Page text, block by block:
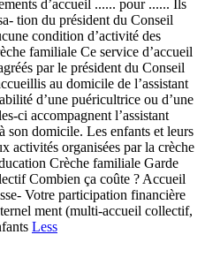
d’accueil ...... pour ...... Ils
tion du président du Conseil
condition d’activité des
familiale Ce service d’accueil
par le président du Conseil
au domicile de l’assistant
d’une puéricultrice ou d’une
ci accompagnent l’assistant
son domicile. Les enfants et leurs
activités organisées par la crèche
Crèche familiale Garde
Combien ça coûte ? Accueil
Votre participation financière
ment (multi-accueil collectif,
Less